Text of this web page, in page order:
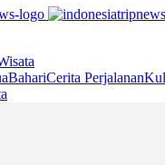
BahariCerita Perjalanan